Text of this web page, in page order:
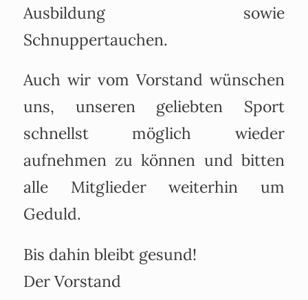
Ausbildung sowie
Schnuppertauchen.
Auch wir vom Vorstand wünschen
uns, unseren geliebten Sport
schnellst möglich wieder
aufnehmen zu können und bitten
alle Mitglieder weiterhin um
Geduld.
Bis dahin bleibt gesund!
Der Vorstand